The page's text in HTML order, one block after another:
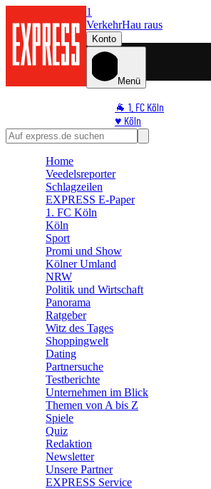
1
VerkehrHau raus
Konto
Menü
🐐 1. FC Köln
♥️ Köln
⭐ Promi
🛒 Shoppingwelt
Home
Veedelsreporter
Schlagzeilen
EXPRESS E-Paper
1. FC Köln
Köln
Sport
Promi und Show
Kölner Umland
NRW
Politik und Wirtschaft
Panorama
Ratgeber
Witz des Tages
Shoppingwelt
Dating
Partnersuche
Testberichte
Unternehmen im Blick
Themen von A bis Z
Spiele
Quiz
Redaktion
Newsletter
Unsere Partner
EXPRESS Service